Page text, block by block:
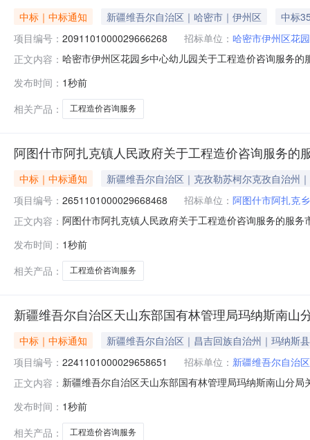
中标｜中标通知 新疆维吾尔自治区｜哈密市｜伊州区
中标
项目编号： 2091101000029666268 招标单位： 哈密市伊州区花
正文内容： 哈密市伊州区花园乡中心幼儿园关于工程造价咨询服务
（元）:项目所在行政区划编码:650502项目所在行政区
发布时间： 1秒前
相关产品：
工程造价咨询服务
阿图什市阿扎克镇人民政府关于工程造价咨询服务的
中标｜中标通知
新疆维吾尔自治区｜克孜勒苏柯尔克孜自治州
项目编号： 2651101000029668468 招标单位： 阿图什市阿扎克
正文内容： 阿图什市阿扎克镇人民政府关于工程造价咨询服务的服
号:采购计划金额（元）:项目所在行政区划编码:653001
发布时间： 1秒前
相关产品：
工程造价咨询服务
新疆维吾尔自治区天山东部国有林管理局玛纳斯南
中标｜中标通知
新疆维吾尔自治区｜昌吉回族自治州｜玛纳斯县
项目编号： 2241101000029658651 招标单位： 新疆维吾尔自治
正文内容： 新疆维吾尔自治区天山东部国有林管理局玛纳斯南山分
高振钊项目联系电话:0994-6860800采购计划文号:采购
发布时间： 1秒前
相关产品：
工程造价咨询服务